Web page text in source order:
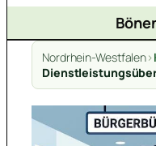
Nordrhein-Westfalen>